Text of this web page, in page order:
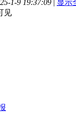
1-9 19:37:09
显示
见